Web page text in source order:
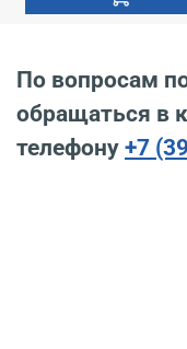
По вопросам
обращаться в
телефону +7